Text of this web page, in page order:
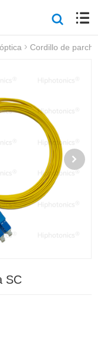
Cordillo de
SC